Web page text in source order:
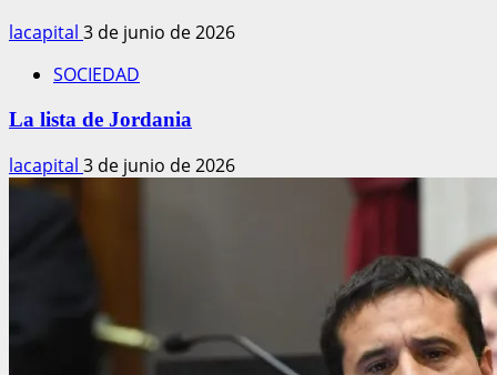
lacapital 3 de junio de 2026
SOCIEDAD
La lista de Jordania
lacapital 3 de junio de 2026